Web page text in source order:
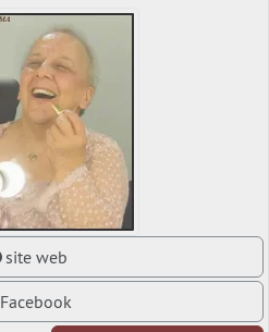
site web
Facebook